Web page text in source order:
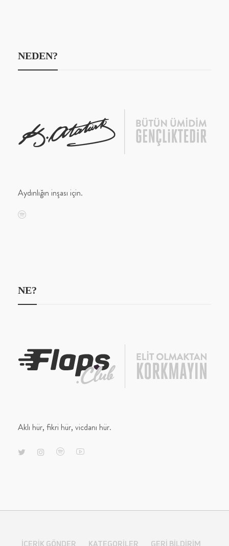
NEDEN?
Aydınlığın inşası için.
NE?
Aklı hür, fikri hür, vicdanı hür.
İÇERIK GÖNDER KATEGORILER GERI BILDIRIM